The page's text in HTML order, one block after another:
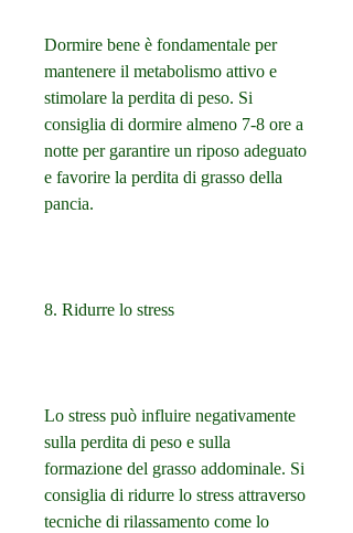
Dormire bene è fondamentale per
mantenere il metabolismo attivo e
stimolare la perdita di peso. Si
consiglia di dormire almeno 7-8 ore a
notte per garantire un riposo adeguato
e favorire la perdita di grasso della
pancia.
8. Ridurre lo stress
Lo stress può influire negativamente
sulla perdita di peso e sulla
formazione del grasso addominale. Si
consiglia di ridurre lo stress attraverso
tecniche di rilassamento come lo